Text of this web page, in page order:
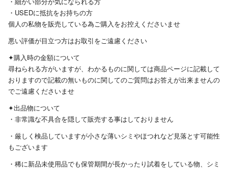
・USEDに抵抗をお持ちの方
個人の私物を販売している為ご購入をお控えくださいませ
悪い評価が目立つ方はお取引をご遠慮ください
✦︎購入時の金額について
尋ねられる方がいますが、わかるものに関しては商品ページに記載して
おりますので記載の無いものに関してのご質問はお答えが出来ませんの
でご遠慮くださいませ
✦︎出品物について
・非常識な不具合を隠して販売する事はしておりません
・厳しく検品していますが小さな薄いシミやほつれなど見落とす可能性
もございます
・稀に新品未使用品でも保管期間が長かったり試着をしている物、シミ